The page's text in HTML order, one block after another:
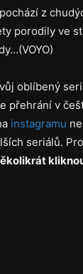
z
porodily ve
oblíbený
přehrání v
instagramu
seriálů.